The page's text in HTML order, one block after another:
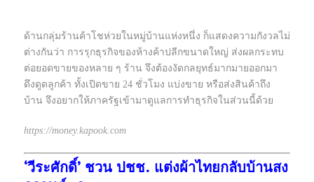
ด้านกลุ่มร้านค้าโชห่วยในหมู่บ้านแห่งหนึ่ง ก็แสดงความกังวลไม่
ต่างกันว่า การรุกธุรกิจของห้างค้าปลีกขนาดใหญ่ ส่งผลกระทบ
ต่อยอดขายของหลาย ๆ ร้าน จึงต้องงัดกลยุทธ์มากมายออกมา
ดึงดูดลูกค้า ทั้งเปิดขาย 24 ชั่วโมง แบ่งขาย หรือส่งสินค้าถึง
บ้าน จึงอยากให้ภาครัฐเข้ามาดูแลการทำธุรกิจในส่วนนี้ด้วย
https://money.kapook.com
‘วีระศักดิ์’ ชวน ปชช. แต่งผ้าไทยกลับบ้านสง